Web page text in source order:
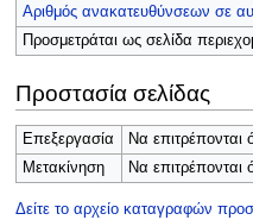
Αριθμός ανακατευθύνσεων σε
Προσμετράται ως σελίδα
Προστασία σελίδας
Επεξεργασία
Να επιτρέπονται
Μετακίνηση
Να επιτρέπονται
Δείτε το αρχείο καταγραφών